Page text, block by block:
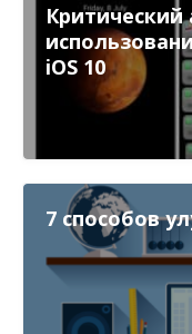
iOS 10
7 способов